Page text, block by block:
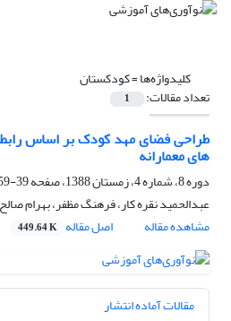
کلیدواژه‌ها =کودکستان
تعداد مقالات: 1
طراحی فضای مهد کودک بر اساس
های معمارانه
دوره 8، شماره 4، زمستان 1388، صفحه
39-59
عبدالحمید نقره کار، فرهنگ مظفر، بهرام
مشاهده مقاله
اصل مقاله 449.64 K
مقالات آماده انتشار